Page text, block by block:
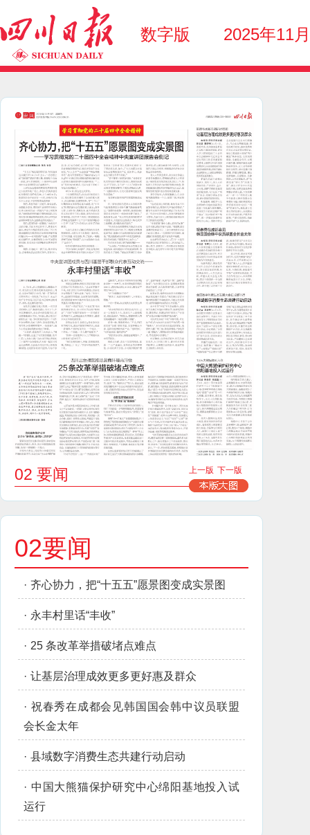
数字版 2025年11
02 要闻 上一版 下一版
02要闻
· 齐心协力，把“十五五”愿景图变成实景图
· 永丰村里话“丰收”
· 25 条改革举措破堵点难点
· 让基层治理成效更多更好惠及群众
· 祝春秀在成都会见韩国国会韩中议员联盟
会长金太年
· 县域数字消费生态共建行动启动
· 中国大熊猫保护研究中心绵阳基地投入试
运行